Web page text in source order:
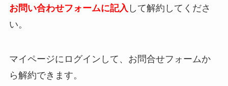
お問い合わせフォームに記入 して解約してくださ
い。
マイページにログインして、お問合せフォームか
ら解約できます。